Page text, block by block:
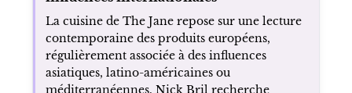
La cuisine de The Jane repose sur une lecture
contemporaine des produits européens,
régulièrement associée à des influences
asiatiques, latino-américaines ou
méditerranéennes. Nick Bril recherche